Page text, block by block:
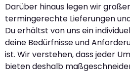
Darüber hinaus legen wir
termingerechte Lieferungen
Du erhältst von uns ein
deine Bedürfnisse und
ist. Wir verstehen, dass jeder
bieten deshalb